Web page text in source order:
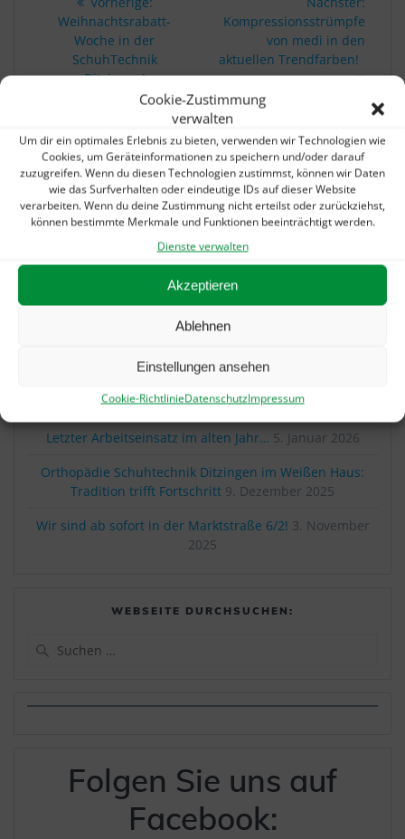
Cookie-Zustimmung
verwalten
Um dir ein optimales Erlebnis zu bieten, verwenden wir Technologien wie
Cookies, um Geräteinformationen zu speichern und/oder darauf
zuzugreifen. Wenn du diesen Technologien zustimmst, können wir Daten
wie das Surfverhalten oder eindeutige IDs auf dieser Website
verarbeiten. Wenn du deine Zustimmung nicht erteilst oder zurückziehst,
können bestimmte Merkmale und Funktionen beeinträchtigt werden.
Dienste verwalten
Akzeptieren
Ablehnen
Einstellungen ansehen
Cookie-RichtlinieDatenschutzImpressum
Beitrag:
Weihnachtsrabatt-
Woche in der
SchuhTechnik
Ditzingen!
Kompressionsstrümpfe
von medi in den
aktuellen Trendfarben!
IHR SCHNELLKONTAKT:
Telefon: 07156 / 3070360
E-Mail:info@schuhtechnik-ditzingen.de
UNSERE AKTUELLEN MELDUNGEN:
Sommerurlaub? Gibts auch bei uns!
„Alarmstufe Rot“: Petition gegen Kürzungen in
2026
Letzter Arbeitseinsatz im alten Jahr… 5. Januar 2026
Orthopädie Schuhtechnik Ditzingen im Weißen Haus:
Tradition trifft Fortschritt 9. Dezember 2025
Wir sind ab sofort in der Marktstraße 6/2! 3. November
2025
WEBSEITE DURCHSUCHEN:
Folgen Sie uns auf
Facebook: